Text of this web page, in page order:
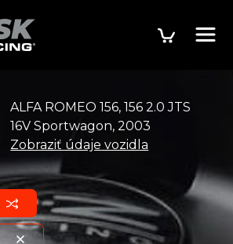
ALFA ROMEO 156, 156 2.0 JTS
16V Sportwagon, 2003
Zobraziť údaje vozidla